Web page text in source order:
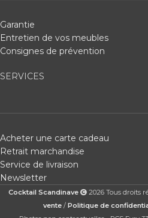
Garantie
Entretien de vos meubles
Consignes de prévention
SERVICES
Acheter une carte cadeau
Retrait marchandise
Service de livraison
Newsletter
Cocktail Scandinave 2026 Tous droits
vente/ Politique de